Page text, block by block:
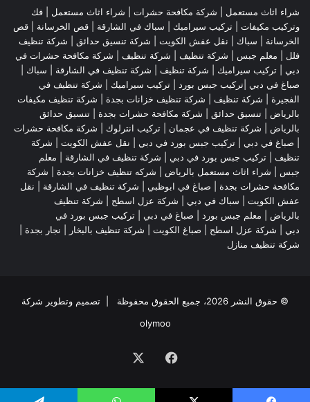
شراء اثاث مستعمل شركة مكافحة حشرات شراء اثاث مستعمل
فك
وتركيب مكيفات | تركيب سيراميك | سباك في الشارقة قص الخرسانة | قص
الخرسانة | سباك نقل عفش الكويت شركة تنسيق حدائق
شركة تنظيف
فلل
معلم جبس شركة تنظيف شركة تنظيف
شركة مكافحة حشرات في
دبي
تركيب سيراميك شركة تنظيف شركة تنظيف في الشارقة | سباك |
صباغ في دبي |تركيب جبس بورد | تركيب سيراميك
شركة تنظيف في
الفجيرة
شركة تنظيف شركة تنظيف خزانات بجدة
شركة تنظيف مكيفات
بالرياض
تنسيق حدائق شركة مكافحة حشرات بجدة
تنسيق حدائق
بالرياض
شركة تنظيف في عجمان | تركيب انترلوك | شركة مكافحة حشرات
صباغ في دبي تركيب جبس بورد في دبي نقل عفش الكويت
شركة
تنظيف
تركيب جبس بورد في دبي شركة تنظيف في الشارقة
معلم
جبس
شراء اثاث مستعمل بالرياض شركه تنظيف خزانات بجدة
شركة
مكافحة حشرات بجدة
صباغ في ابوظبي شركة تنظيف في الشارقة
نقل
عفش الكويت | سباك في دبي | شركة عزل اسطح
شركة تنظيف
بالرياض
معلم جبس بورد صباغ في دبي
تركيب جبس بورد في
دبي
شركة عزل اسطح صباغ الكويت شركة تنظيف بالبخار نجار بجدة
شركة تنظيف منازل
© حقوق النشر 2026، جميع الحقوق محفوظة | تصميم وتطوير شركة
olymoo
فيسبوك